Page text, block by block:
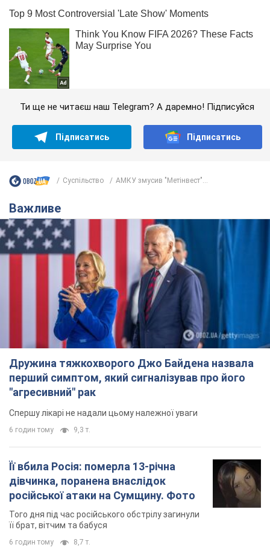
Ти ще не читаєш наш Telegram? А даремно! Підписуйся
Підписатись Підписатись
Суспільство АМКУ змусив "Метінвест"...
Важливе
Дружина тяжкохворого Джо Байдена назвала
перший симптом, який сигналізував про його
"агресивний" рак
Спершу лікарі не надали цьому належної уваги
6 годин тому 9,3 т.
Її вбила Росія: померла 13-річна
дівчинка, поранена внаслідок
російської атаки на Сумщину. Фото
Того дня під час російського обстрілу загинули
її брат, вітчим та бабуся
6 годин тому 8,7 т.